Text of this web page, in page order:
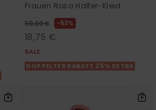
Frauen Rosa Halter-Kleid
50,00 € 63%
18,75 €
SALE
DOPPELTER RABATT 25% EXTRA